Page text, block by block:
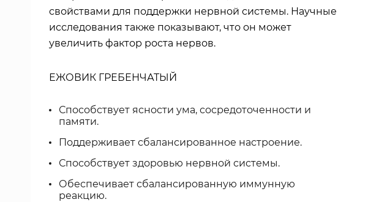
свойствами для поддержки нервной системы. Научные
исследования также показывают, что он может
увеличить фактор роста нервов.
ЕЖОВИК ГРЕБЕНЧАТЫЙ
Способствует ясности ума, сосредоточенности и
памяти.
Поддерживает сбалансированное настроение.
Способствует здоровью нервной системы.
Обеспечивает сбалансированную иммунную
реакцию.